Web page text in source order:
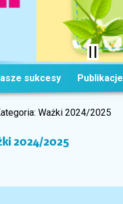
sukcesy Publikacje
Ważki 2024/2025
2024/2025